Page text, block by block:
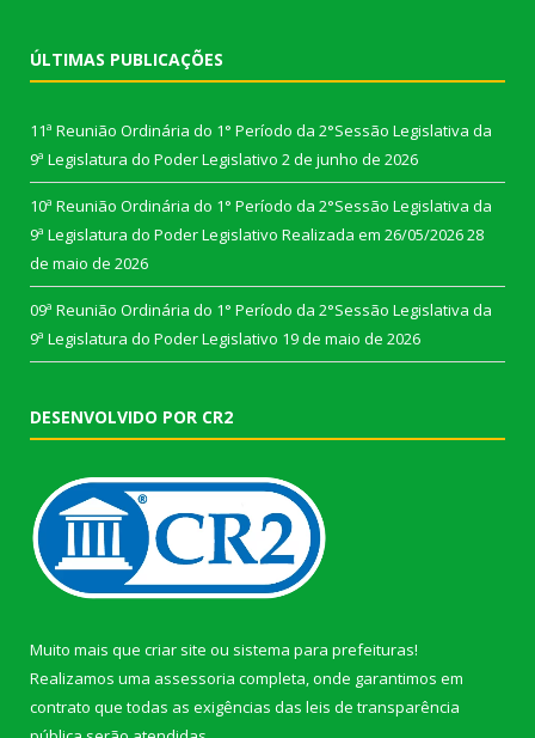
ÚLTIMAS PUBLICAÇÕES
11ª Reunião Ordinária do 1° Período da 2°Sessão Legislativa da
9ª Legislatura do Poder Legislativo 2 de junho de 2026
10ª Reunião Ordinária do 1° Período da 2°Sessão Legislativa da
9ª Legislatura do Poder Legislativo Realizada em 26/05/202628
de maio de 2026
09ª Reunião Ordinária do 1° Período da 2°Sessão Legislativa da
9ª Legislatura do Poder Legislativo 19 de maio de 2026
DESENVOLVIDO POR CR2
Muito mais que criar site ou sistema para prefeituras!
Realizamos uma assessoria completa, onde garantimos em
contrato que todas as exigências das leis de transparência